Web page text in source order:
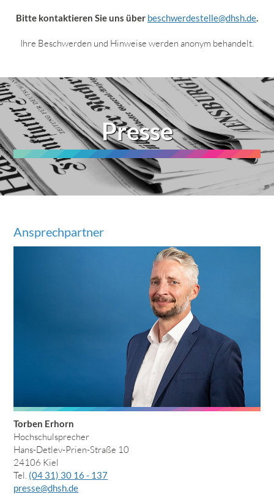
Bitte kontaktieren Sie uns über beschwerdestelle@dhsh.de.
Ihre Beschwerden und Hinweise werden anonym behandelt.
Presse
Ansprechpartner
Torben Erhorn
Hochschulsprecher
Hans-Detlev-Prien-Straße 10
24106 Kiel
Tel. (04 31) 30 16 - 137
presse@dhsh.de